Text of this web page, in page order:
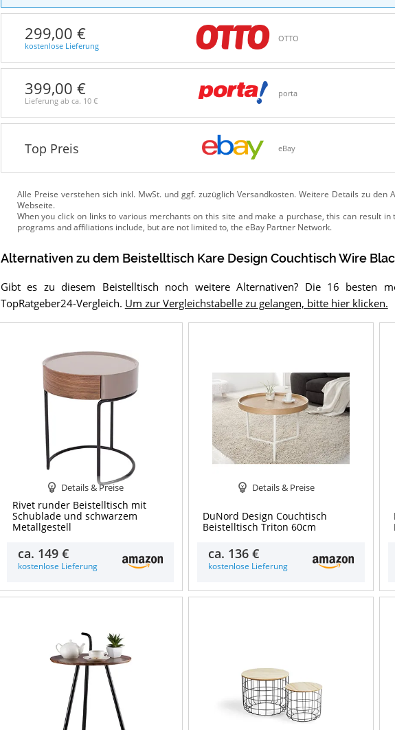
299,00 €
kostenlose Lieferung
OTTO
399,00 €
Lieferung ab ca. 10 €
porta
Top Preis eBay
Alle Preise verstehen sich inkl. MwSt. und ggf. zuzüglich Versandkosten. Weitere Details zu den
Webseite.
Alternativen zu dem Beistelltisch Kare Design Couchtisch Wire
Gibt es zu diesem Beistelltisch noch weitere Alternativen? Die 16 besten
TopRatgeber24-Vergleich. Um zur Vergleichstabelle zu gelangen, bitte hier klicken.
Details & Preise
Rivet runder Beistelltisch mit
Schublade und schwarzem
Metallgestell
ca. 149 €
kostenlose Lieferung
Details & Preise
DuNord Design Couchtisch
Beistelltisch Triton 60cm
ca. 136 €
kostenlose Lieferung